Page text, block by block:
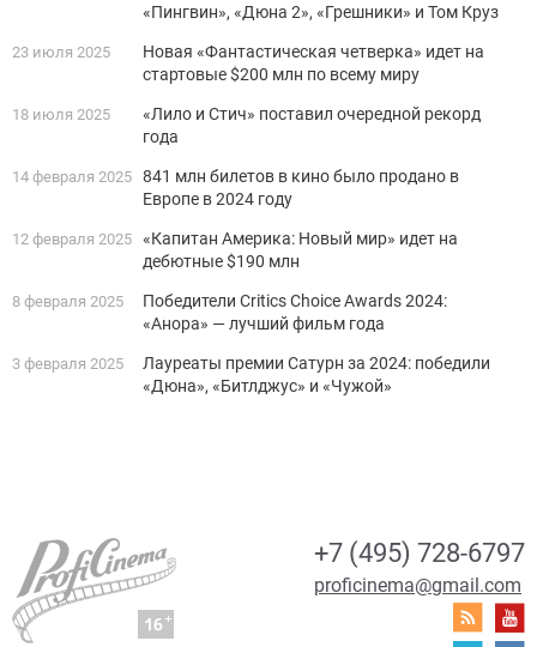
«Пингвин», «Дюна 2», «Грешники» и Том Круз
23 июля 2025
Новая «Фантастическая четверка» идет на
стартовые $200 млн по всему миру
18 июля 2025
«Лило и Стич» поставил очередной рекорд
года
14 февраля 2025 841 млн билетов в кино было продано в
Европе в 2024 году
12 февраля 2025 «Капитан Америка: Новый мир» идет на
дебютные $190 млн
8 февраля 2025
Победители Critics Choice Awards 2024:
«Анора» — лучший фильм года
3 февраля 2025
Лауреаты премии Сатурн за 2024: победили
«Дюна», «Битлджус» и «Чужой»
+7 (495) 728-6797
proficinema@gmail.com